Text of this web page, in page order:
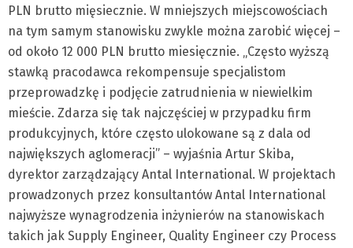
PLN brutto mięsiecznie. W mniejszych miejscowościach
na tym samym stanowisku zwykle można zarobić więcej –
od około 12 000 PLN brutto miesięcznie. „Często wyższą
stawką pracodawca rekompensuje specjalistom
przeprowadzkę i podjęcie zatrudnienia w niewielkim
mieście. Zdarza się tak najczęściej w przypadku firm
produkcyjnych, które często ulokowane są z dala od
największych aglomeracji” – wyjaśnia Artur Skiba,
dyrektor zarządzający Antal International. W projektach
prowadzonych przez konsultantów Antal International
najwyższe wynagrodzenia inżynierów na stanowiskach
takich jak Supply Engineer, Quality Engineer czy Process